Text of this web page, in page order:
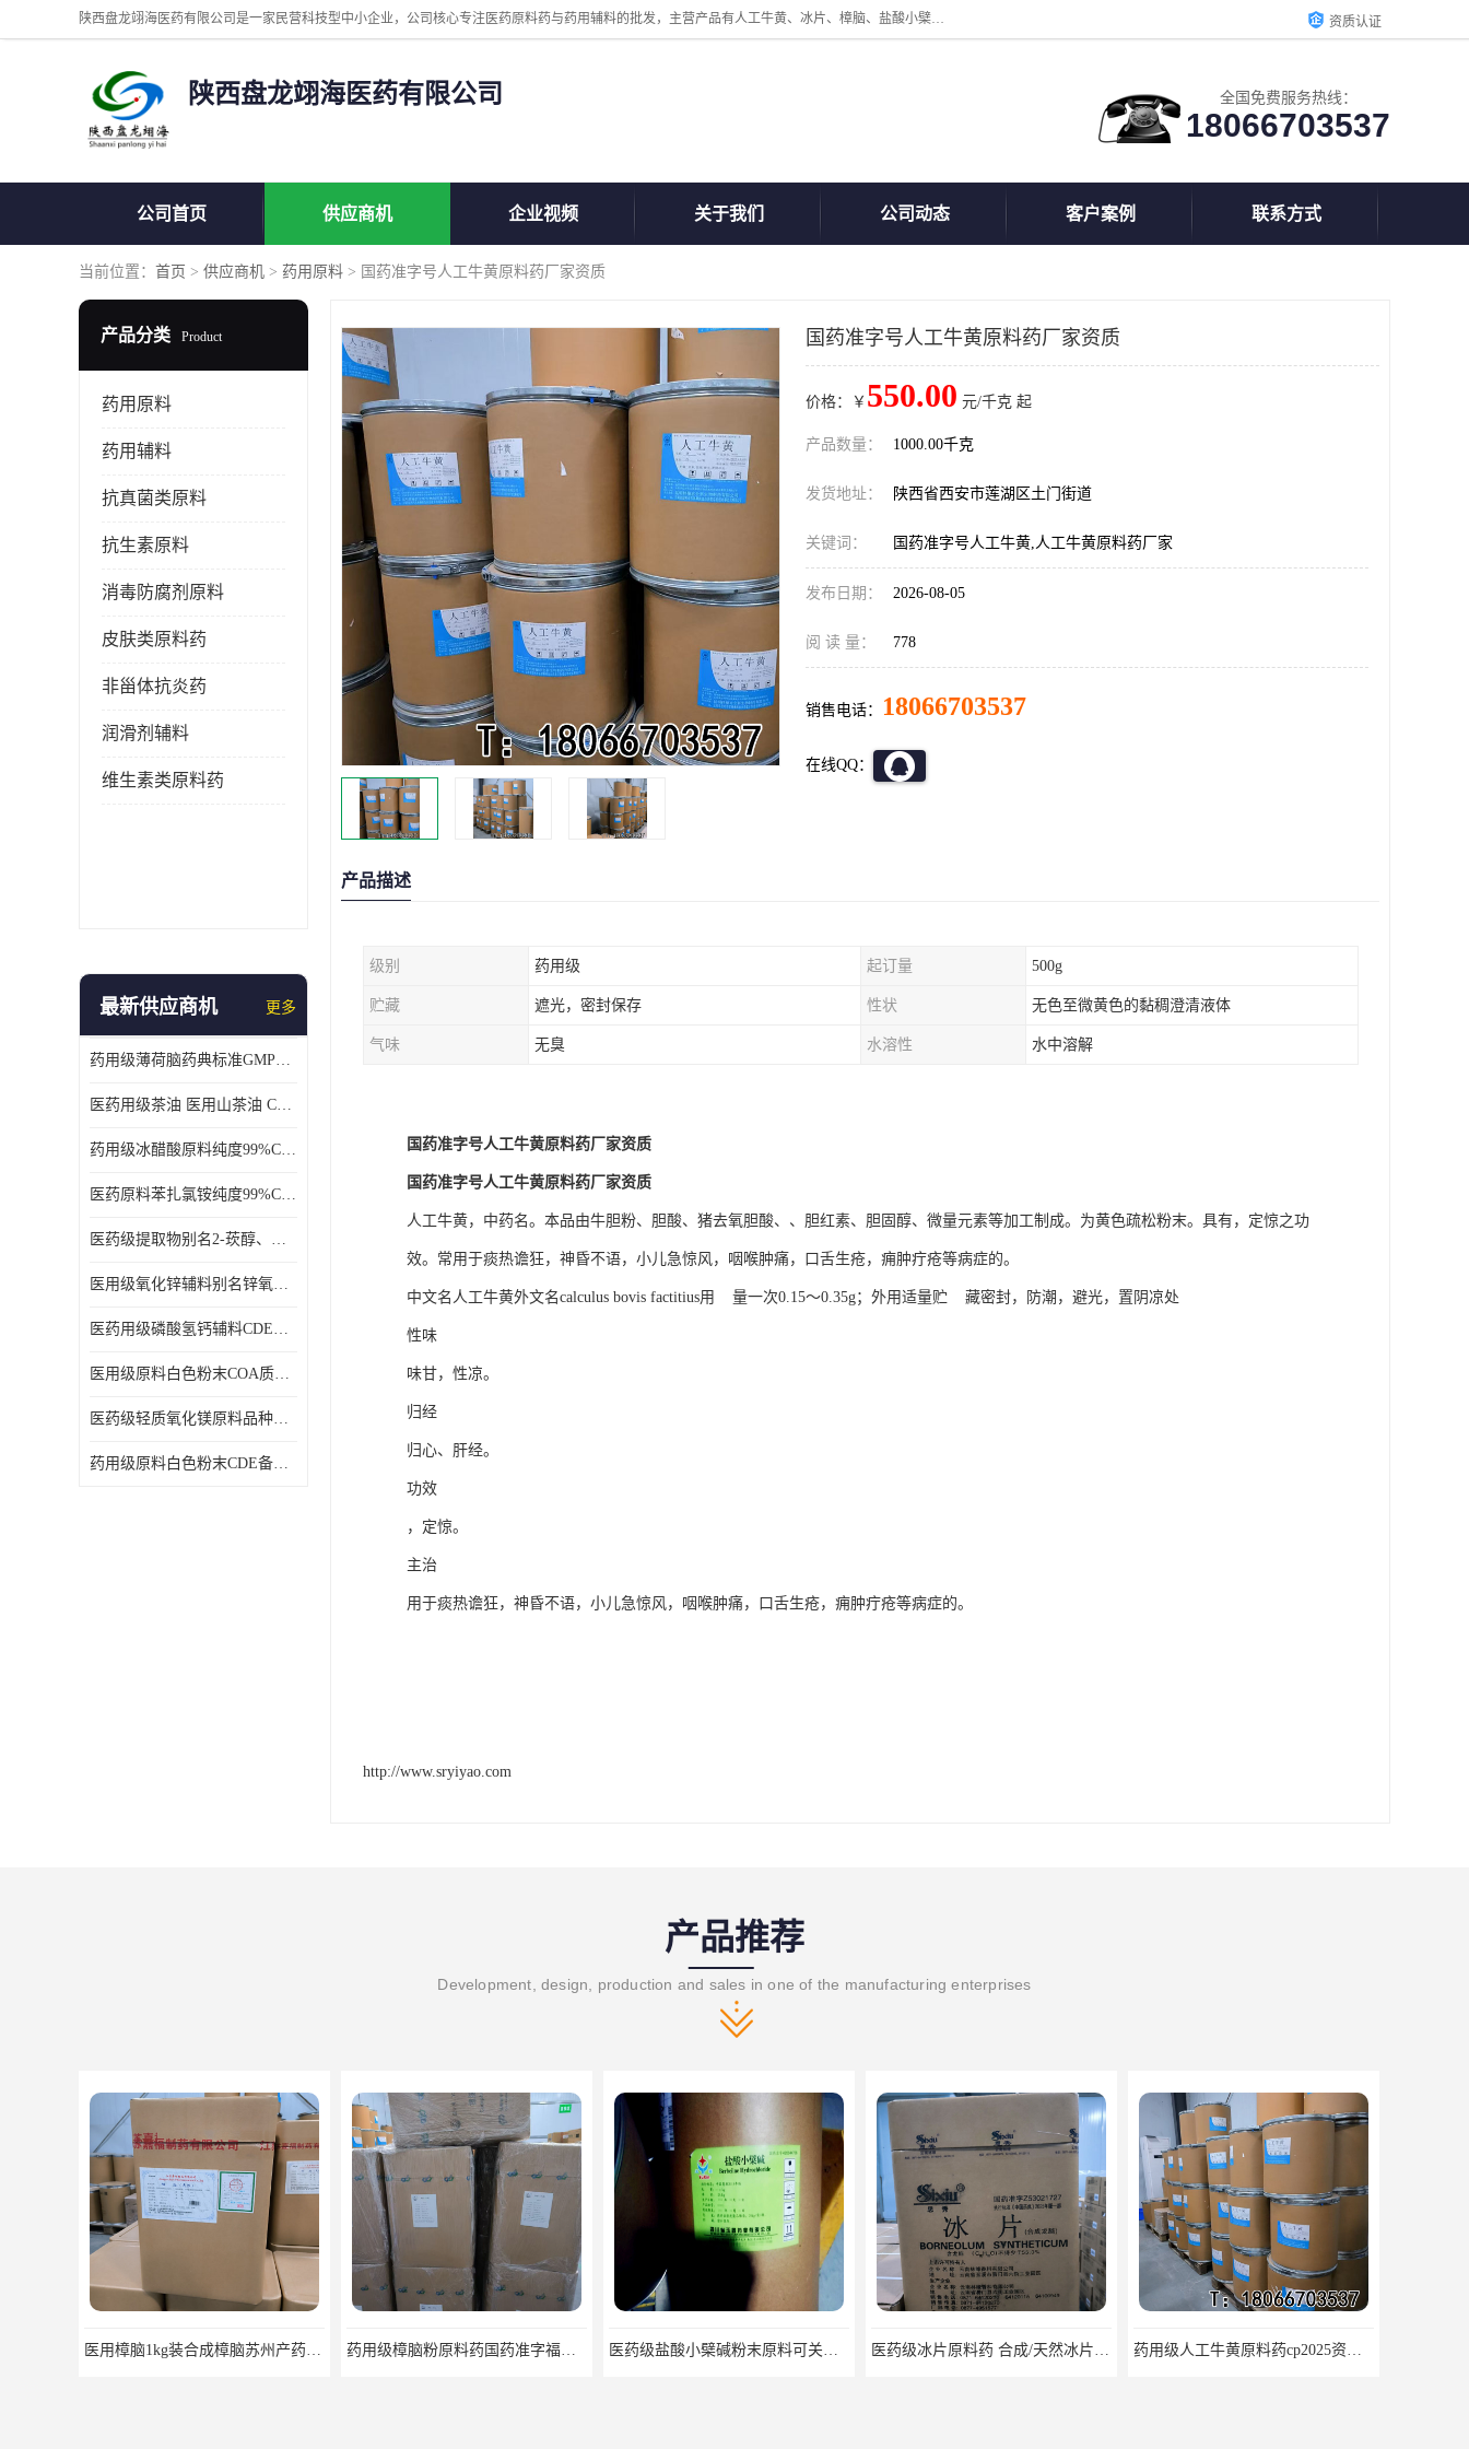
陕西盘龙翊海医药有限公司是一家民营科技型中小企业，公司核心专注医药原料药与药用辅料的批发，主营产品有人工牛黄、冰片、樟脑、盐酸小檗碱、氢氧化铝、枸橼酸喷托维林、甲硝唑、维生素B、维生素C、维生素E、克霉唑、利巴韦林、氯化铵等。 资质认证
陕西盘龙翊海医药有限公司 全国免费服务热线：
18066703537
公司首页 供应商机 企业视频 关于我们 公司动态 客户案例 联系方式
当前位置： 首页 > 供应商机 > 药用原料 > 国药准字号人工牛黄原料药厂家资质
产品分类 Product
药用原料
药用辅料
抗真菌类原料
抗生素原料
消毒防腐剂原料
皮肤类原料药
非甾体抗炎药
润滑剂辅料
维生素类原料药
最新供应商机 更多
药用级薄荷脑药典标准GMP工厂
医药用级茶油 医用山茶油 COA质检 价格优 原料药
药用级冰醋酸原料纯度99%CDE备案COA质检
医药原料苯扎氯铵纯度99%CDE备案500g/瓶
医药级提取物别名2-莰醇、龙脑1kg/袋
医用级氧化锌辅料别名锌氧粉CDE备案cas1314-13-2
医药用级磷酸氢钙辅料CDE备案CAS7757-93-9
医用级原料白色粉末COA质检同行CAS113-92-8
医药级轻质氧化镁原料品种多 有 质量好GMP认证 CDE备案
药用级原料白色粉末CDE备案cas56-75-7
国药准字号人工牛黄原料药厂家资质
价格：￥ 550.00 元/千克 起
产品数量： 1000.00千克
发货地址： 陕西省西安市莲湖区土门街道
关键词： 国药准字号人工牛黄,人工牛黄原料药厂家
发布日期： 2026-08-05
阅 读 量： 778
销售电话： 18066703537
在线QQ：
产品描述
级别 药用级 起订量 500g
贮藏 遮光，密封保存 性状 无色至微黄色的黏稠澄清液体
气味 无臭 水溶性 水中溶解
国药准字号人工牛黄原料药厂家资质
国药准字号人工牛黄原料药厂家资质
人工牛黄，中药名。本品由牛胆粉、胆酸、猪去氧胆酸、、胆红素、胆固醇、微量元素等加工制成。为黄色疏松粉末。具有，定惊之功
效。常用于痰热谵狂，神昏不语，小儿急惊风，咽喉肿痛，口舌生疮，痈肿疔疮等病症的。
中文名人工牛黄外文名calculus bovis factitius用 量一次0.15～0.35g；外用适量贮 藏密封，防潮，避光，置阴凉处
性味
味甘，性凉。
归经
归心、肝经。
功效
，定惊。
主治
用于痰热谵狂，神昏不语，小儿急惊风，咽喉肿痛，口舌生疮，痈肿疔疮等病症的。
http://www.sryiyao.com
产品推荐
Development, design, production and sales in one of the manufacturing enterprises
医用樟脑1kg装合成樟脑苏州产药典标准 药用级樟脑粉原料药国药准字福建青松 医药级盐酸小檗碱粉末原料可关联审评 医药级冰片原料药 合成/天然冰片药典标准原料 药用级人工牛黄原料药cp2025资质齐全